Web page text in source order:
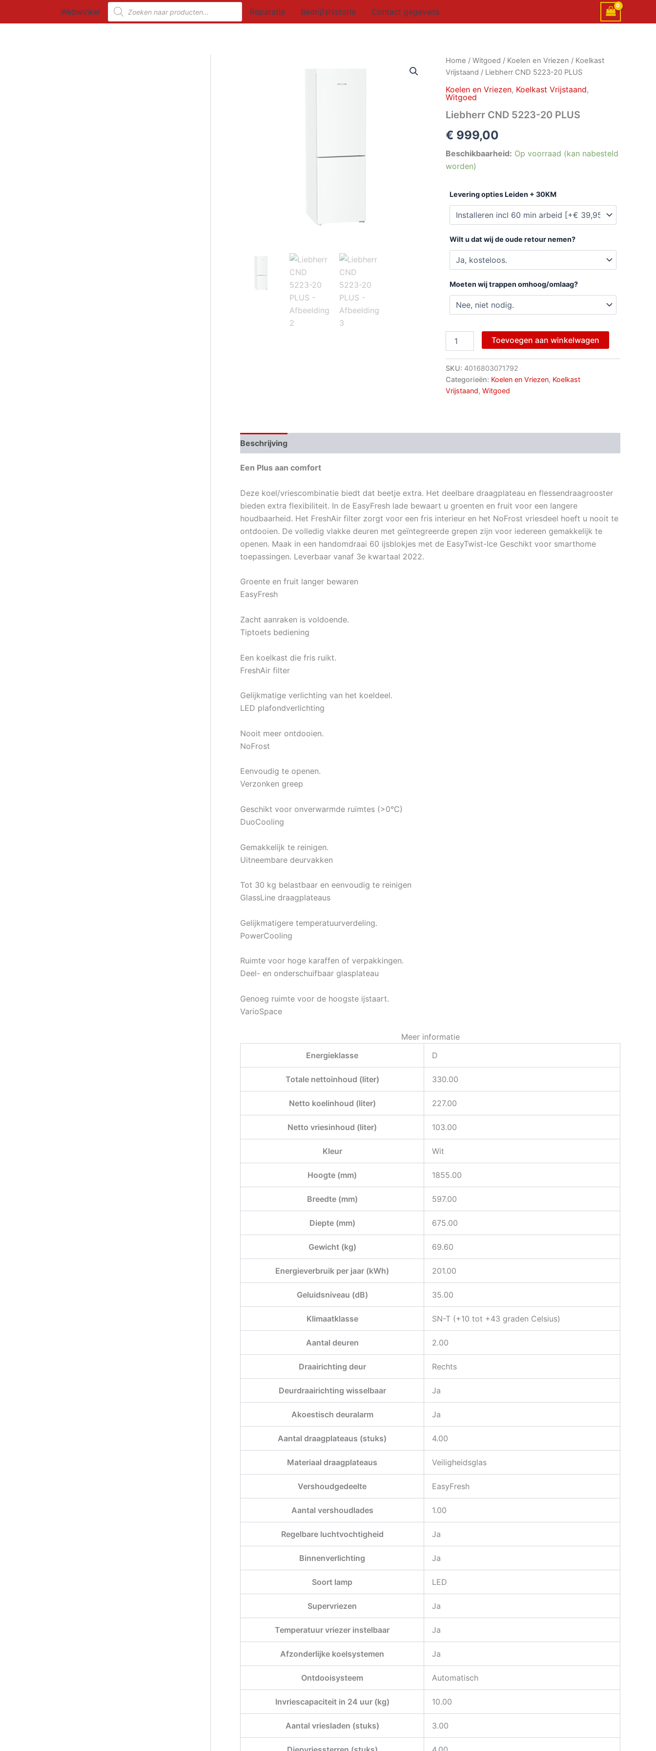
Webwinkel
Producten
zoeken
Reparatie Bedrijfshistorie Contact gegevens
Home / Witgoed / Koelen en Vriezen / Koelkast
Vrijstaand / Liebherr CND 5223-20 PLUS
Koelen en Vriezen, Koelkast Vrijstaand,
Witgoed
Liebherr CND 5223-20 PLUS
€ 999,00
Beschikbaarheid: Op voorraad (kan nabesteld
worden)
Levering opties Leiden + 30KM
Wilt u dat wij de oude retour nemen?
Moeten wij trappen omhoog/omlaag?
Liebherr
CND
5223-
20
PLUS
Toevoegen aan winkelwagen
SKU: 4016803071792
Categorieën: Koelen en Vriezen, Koelkast
Vrijstaand, Witgoed
Beschrijving
Een Plus aan comfort
Deze koel/vriescombinatie biedt dat beetje extra. Het deelbare draagplateau en flessendraagrooster
bieden extra flexibiliteit. In de EasyFresh lade bewaart u groenten en fruit voor een langere
houdbaarheid. Het FreshAir filter zorgt voor een fris interieur en het NoFrost vriesdeel hoeft u nooit te
ontdooien. De volledig vlakke deuren met geïntegreerde grepen zijn voor iedereen gemakkelijk te
openen. Maak in een handomdraai 60 ijsblokjes met de EasyTwist-Ice Geschikt voor smarthome
toepassingen. Leverbaar vanaf 3e kwartaal 2022.
Groente en fruit langer bewaren
EasyFresh
Zacht aanraken is voldoende.
Tiptoets bediening
Een koelkast die fris ruikt.
FreshAir filter
Gelijkmatige verlichting van het koeldeel.
LED plafondverlichting
Nooit meer ontdooien.
NoFrost
Eenvoudig te openen.
Verzonken greep
Geschikt voor onverwarmde ruimtes (>0°C)
DuoCooling
Gemakkelijk te reinigen.
Uitneembare deurvakken
Tot 30 kg belastbaar en eenvoudig te reinigen
GlassLine draagplateaus
Gelijkmatigere temperatuurverdeling.
PowerCooling
Ruimte voor hoge karaffen of verpakkingen.
Deel- en onderschuifbaar glasplateau
Genoeg ruimte voor de hoogste ijstaart.
VarioSpace
Meer informatie
Energieklasse
D
Totale nettoinhoud (liter) 330.00
Netto koelinhoud (liter) 227.00
Netto vriesinhoud (liter) 103.00
Kleur Wit
Hoogte (mm) 1855.00
Breedte (mm) 597.00
Diepte (mm) 675.00
Gewicht (kg) 69.60
Energieverbruik per jaar (kWh) 201.00
Geluidsniveau (dB) 35.00
Klimaatklasse SN-T (+10 tot +43 graden Celsius)
Aantal deuren 2.00
Draairichting deur Rechts
Deurdraairichting wisselbaar Ja
Akoestisch deuralarm Ja
Aantal draagplateaus (stuks) 4.00
Materiaal draagplateaus Veiligheidsglas
Vershoudgedeelte EasyFresh
Aantal vershoudlades 1.00
Regelbare luchtvochtigheid Ja
Binnenverlichting Ja
Soort lamp LED
Supervriezen Ja
Temperatuur vriezer instelbaar Ja
Afzonderlijke koelsystemen Ja
Ontdooisysteem Automatisch
Invriescapaciteit in 24 uur (kg) 10.00
Aantal vriesladen (stuks) 3.00